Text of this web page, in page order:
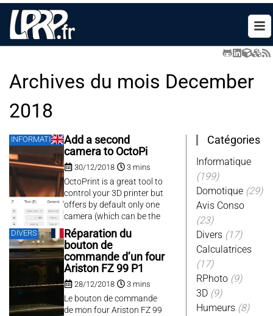
Archives du mois December
2018
INFORMATIQUEAdd a second
camera to OctoPi
30/12/2018 3 mins
OctoPrint is a great tool to
control your 3D printer but
offers by default only one
camera (which can be the
native raspberry one or a
usb one). But one camera
is not enough to be able to
monitor the hotend and to
take a nice timelapse of
your item...
DIVERS
Réparation du
bouton de
commande d’un four
Ariston FZ 99 P1
28/12/2018 3 mins
Le bouton de commande
de mon four Ariston FZ 99
Catégories
Informatique
(199)
Domotique (29)
Avis Conso
(23)
Divers (17)
Calculatrices
(17)
RPhoto (9)
3D (9)
Humeurs (8)